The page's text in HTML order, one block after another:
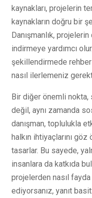
kaynakları, projelerin
kaynakların doğru bir
Danışmanlık,
indirmeye yardımcı
şekillendirmede
nasıl ilerlemeniz
Bir diğer önemli
değil, aynı zamanda
danışman, toplulukla
halkın ihtiyaçlarını
tasarlar. Bu sayede,
insanlara da katkıda
projelerden nasıl
ediyorsanız, yanıt